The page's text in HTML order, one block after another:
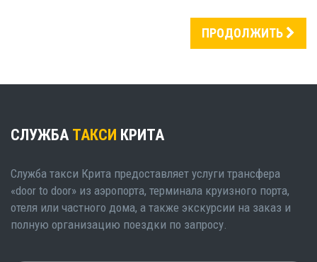
ПРОДОЛЖИТЬ
СЛУЖБА ТАКСИ КРИТА
Служба такси Крита предоставляет услуги трансфера
«door to door» из аэропорта, терминала круизного порта,
отеля или частного дома, а также экскурсии на заказ и
полную организацию поездки по запросу.